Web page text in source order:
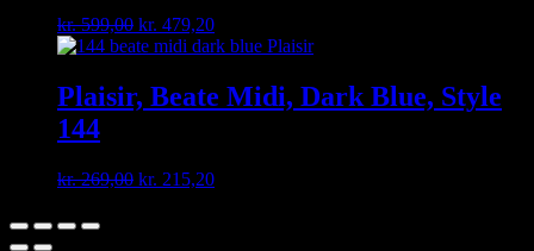
kr.599,00 Original
price
kr. 599,00.
kr. 479,20Current
price
kr. 479,20.
Plaisir, Beate Midi, Dark Blue, Style
144
kr.269,00 Original
kr. 215,20Current